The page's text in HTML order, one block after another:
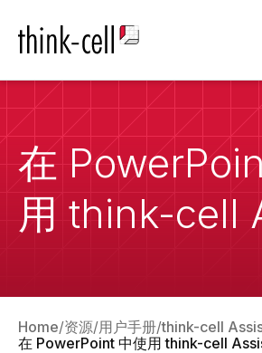
在
用 think-cell
Home 资源 用户手册 think-cell
在 PowerPoint 中使用 think-cell